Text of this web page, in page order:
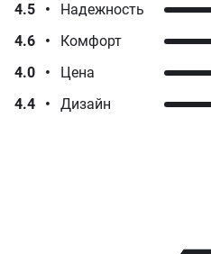
4.5
•
Надежность
4.6
•
Комфорт
4.0
•
Цена
4.4
• Дизайн